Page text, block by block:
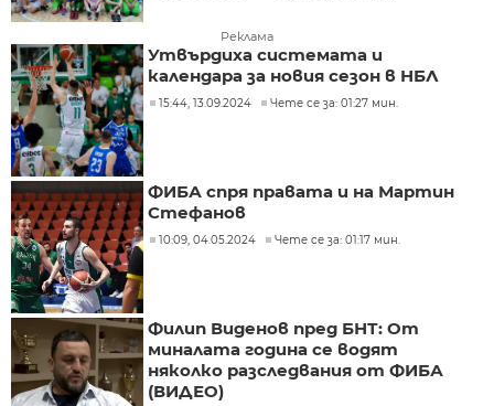
Реклама
Утвърдиха системата и
календара за новия сезон в НБЛ
15:44, 13.09.2024 Чете се за: 01:27 мин.
ФИБА спря правата и на Мартин
Стефанов
10:09, 04.05.2024 Чете се за: 01:17 мин.
Филип Виденов пред БНТ: От
миналата година се водят
няколко разследвания от ФИБА
(ВИДЕО)